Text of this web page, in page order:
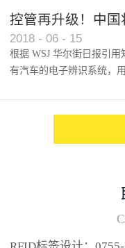
控管再升级！中国
架构辨识系统
2018 - 06 - 15
根据 WSJ 华尔街日报引
有汽车的电子辨识系统，